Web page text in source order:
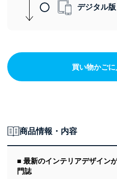
デジタル版
買い物かご
商品情報・内容
■ 最新のインテリアデザイン
門誌